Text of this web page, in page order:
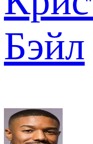
Бэйл